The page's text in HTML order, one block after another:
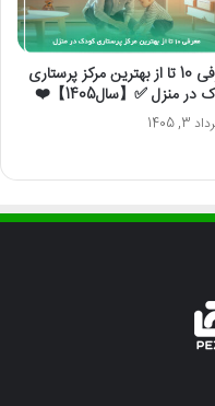
معرفی 10 تا از بهترین مرکز پرستاری
منزل ✅【سال1405】❤️
3, 1405